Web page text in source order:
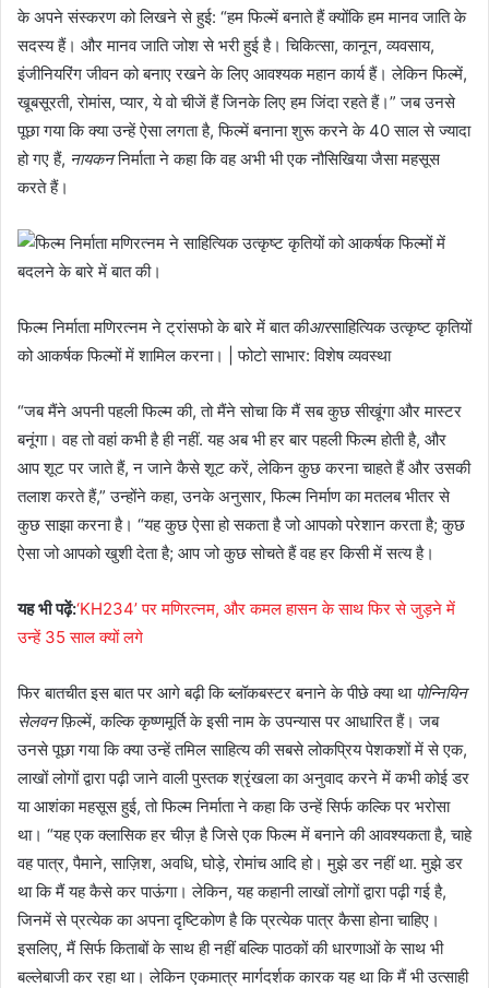
के अपने संस्करण को लिखने से हुई: “हम फिल्में बनाते हैं क्योंकि हम मानव जाति के
सदस्य हैं। और मानव जाति जोश से भरी हुई है। चिकित्सा, कानून, व्यवसाय,
इंजीनियरिंग जीवन को बनाए रखने के लिए आवश्यक महान कार्य हैं। लेकिन फिल्में,
खूबसूरती, रोमांस, प्यार, ये वो चीजें हैं जिनके लिए हम जिंदा रहते हैं।” जब उनसे
पूछा गया कि क्या उन्हें ऐसा लगता है, फिल्में बनाना शुरू करने के 40 साल से ज्यादा
हो गए हैं, नायकननिर्माता ने कहा कि वह अभी भी एक नौसिखिया जैसा महसूस
करते हैं।
फिल्म निर्माता मणिरत्नम ने ट्रांसफो के बारे में बात कीआरसाहित्यिक उत्कृष्ट कृतियों
को आकर्षक फिल्मों में शामिल करना। | फोटो साभार: विशेष व्यवस्था
“जब मैंने अपनी पहली फिल्म की, तो मैंने सोचा कि मैं सब कुछ सीखूंगा और मास्टर
बनूंगा। वह तो वहां कभी है ही नहीं. यह अब भी हर बार पहली फिल्म होती है, और
आप शूट पर जाते हैं, न जाने कैसे शूट करें, लेकिन कुछ करना चाहते हैं और उसकी
तलाश करते हैं,” उन्होंने कहा, उनके अनुसार, फिल्म निर्माण का मतलब भीतर से
कुछ साझा करना है। “यह कुछ ऐसा हो सकता है जो आपको परेशान करता है; कुछ
ऐसा जो आपको खुशी देता है; आप जो कुछ सोचते हैं वह हर किसी में सत्य है।
यह भी पढ़ें:‘KH234’ पर मणिरत्नम, और कमल हासन के साथ फिर से जुड़ने में
उन्हें 35 साल क्यों लगे
फिर बातचीत इस बात पर आगे बढ़ी कि ब्लॉकबस्टर बनाने के पीछे क्या था पोन्नियिन
सेलवनफ़िल्में, कल्कि कृष्णमूर्ति के इसी नाम के उपन्यास पर आधारित हैं। जब
उनसे पूछा गया कि क्या उन्हें तमिल साहित्य की सबसे लोकप्रिय पेशकशों में से एक,
लाखों लोगों द्वारा पढ़ी जाने वाली पुस्तक श्रृंखला का अनुवाद करने में कभी कोई डर
या आशंका महसूस हुई, तो फिल्म निर्माता ने कहा कि उन्हें सिर्फ कल्कि पर भरोसा
था। “यह एक क्लासिक हर चीज़ है जिसे एक फिल्म में बनाने की आवश्यकता है, चाहे
वह पात्र, पैमाने, साज़िश, अवधि, घोड़े, रोमांच आदि हो। मुझे डर नहीं था. मुझे डर
था कि मैं यह कैसे कर पाऊंगा। लेकिन, यह कहानी लाखों लोगों द्वारा पढ़ी गई है,
जिनमें से प्रत्येक का अपना दृष्टिकोण है कि प्रत्येक पात्र कैसा होना चाहिए।
इसलिए, मैं सिर्फ किताबों के साथ ही नहीं बल्कि पाठकों की धारणाओं के साथ भी
बल्लेबाजी कर रहा था। लेकिन एकमात्र मार्गदर्शक कारक यह था कि मैं भी उत्साही